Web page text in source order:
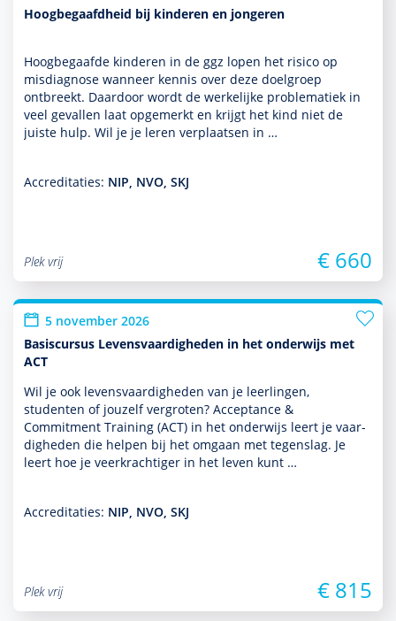
Hoogbegaafdheid bij kinderen en jongeren
Hoogbegaafde kin­de­ren in de ggz lopen het risico op
misdiag­nose wanneer kennis over deze doel­groep
ontbreekt. Daardoor wordt de werkelijke proble­ma­tiek in
veel gevallen laat opgemerkt en krijgt het kind niet de
juiste hulp. Wil je je leren verplaatsen in …
Accreditaties: NIP, NVO, SKJ
Plek vrij € 660
5 november 2026
Basiscursus Levensvaardigheden in het onderwijs met
ACT
Wil je ook levensvaar­dig­heden van je leer­lingen,
studenten of jouzelf vergroten? Acceptance &
Commitment Training (ACT) in het onder­wijs leert je vaar­
dig­heden die helpen bij het omgaan met tegenslag. Je
leert hoe je veerkrachtiger in het leven kunt …
Accreditaties: NIP, NVO, SKJ
Plek vrij € 815